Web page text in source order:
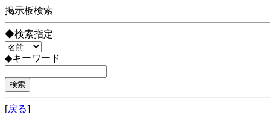
掲示板検索
◆検索指定
◆キーワード
[戻る]